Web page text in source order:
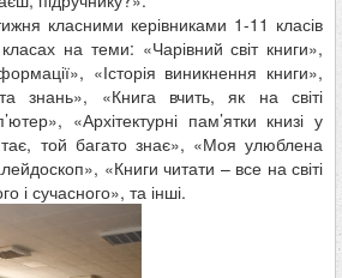
класними керівниками 1-11 класів
на теми: «Чарівний світ книги»,
«Історія виникнення книги»,
знань», «Книга вчить, як на світі
«Архітектурні пам’ятки книзі у
той багато знає», «Моя улюблена
«Книги читати – все на світі
і сучасного», та інші.